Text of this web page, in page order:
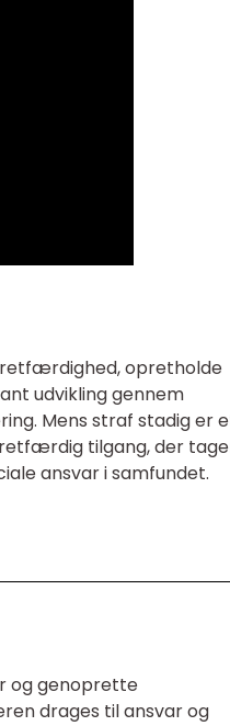
retfærdighed, opretholde
udvikling gennem
Mens straf stadig er
tilgang, der
ansvar i samfundet.
og genoprette
drages til ansvar og